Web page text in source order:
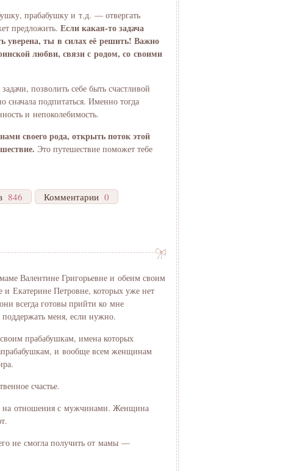
прабабушку и т.д. — отвергать
предложить. Если какая-то задача
уверена, ты в силах её решить! Важно
любви, связи с родом, со своими
позволить себе быть счастливой
подпитаться. Именно тогда
и непоколебимость.
своего рода, открыть поток этой
Это путешествие поможет тебе
846 Комментарии 0
Валентине Григорьевне и обеим своим
Екатерине Петровне, которых уже нет
всегда готовы прийти ко мне
меня, если нужно.
прабабушкам, имена которых
и вообще всем женщинам
счастье.
на отношения с мужчинами. Женщина
не смогла получить от мамы —